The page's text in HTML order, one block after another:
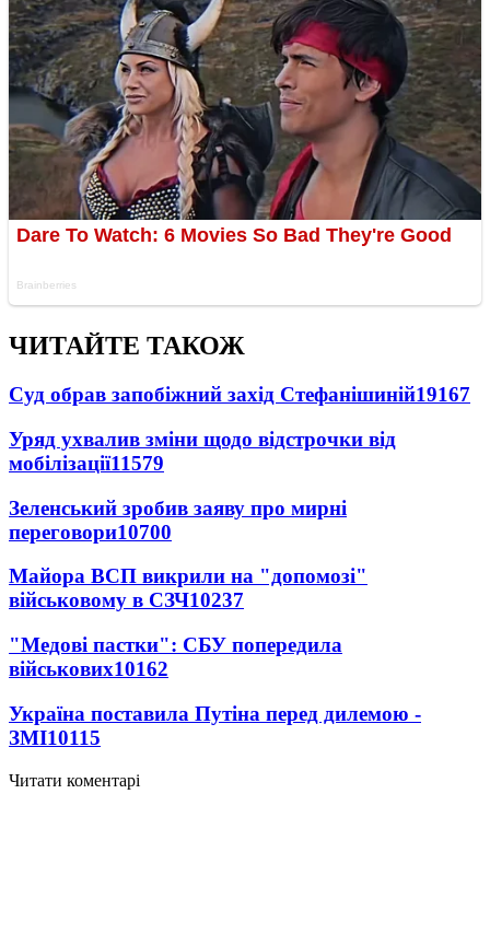
ЧИТАЙТЕ ТАКОЖ
Суд обрав запобіжний захід Стефанішиній19167
Уряд ухвалив зміни щодо відстрочки від
мобілізації11579
Зеленський зробив заяву про мирні
переговори10700
Майора ВСП викрили на "допомозі"
військовому в СЗЧ10237
"Медові пастки": СБУ попередила
військових10162
Україна поставила Путіна перед дилемою -
ЗМІ10115
Читати коментарі